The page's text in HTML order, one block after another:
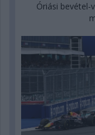
Óriási bevétel-